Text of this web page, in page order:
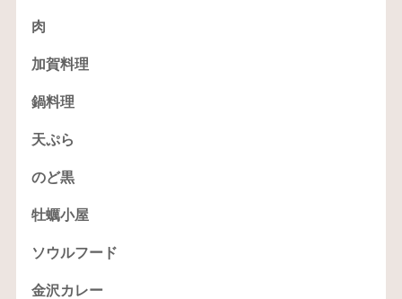
肉
加賀料理
鍋料理
天ぷら
のど黒
牡蠣小屋
ソウルフード
金沢カレー